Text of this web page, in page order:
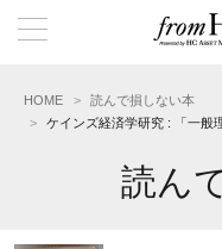
HOME
読んで損しない本
ケインズ経済学研究 : 「一般
読ん